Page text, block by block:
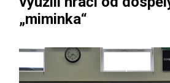
„miminka“